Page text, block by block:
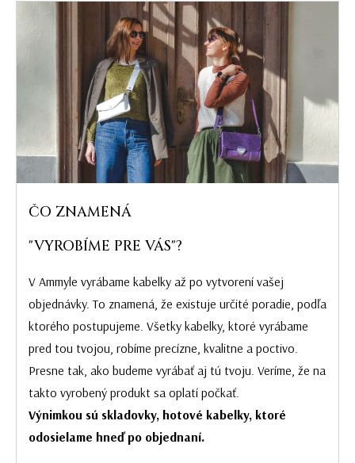
ČO ZNAMENÁ
"VYROBÍME PRE VÁS"?
V Ammyle vyrábame kabelky až po vytvorení vašej
objednávky. To znamená, že existuje určité poradie, podľa
ktorého postupujeme. Všetky kabelky, ktoré vyrábame
pred tou tvojou, robíme precízne, kvalitne a poctivo.
Presne tak, ako budeme vyrábať aj tú tvoju. Veríme, že na
takto vyrobený produkt sa oplatí počkať.
Výnimkou sú skladovky, hotové kabelky, ktoré
odosielame hneď po objednaní.